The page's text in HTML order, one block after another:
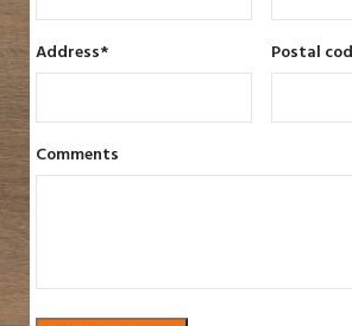
Address* Postal
Comments